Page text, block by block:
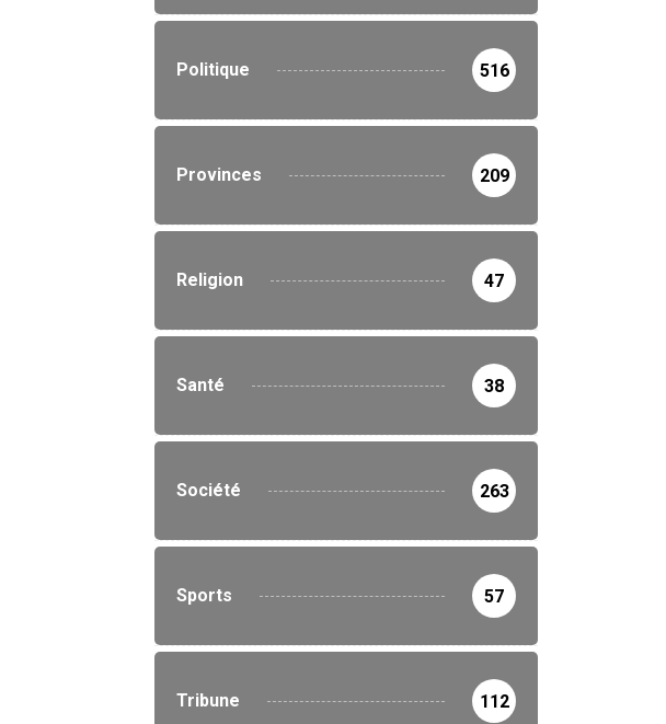
Politique 516
Provinces 209
Religion 47
Santé 38
Société 263
Sports 57
Tribune 112